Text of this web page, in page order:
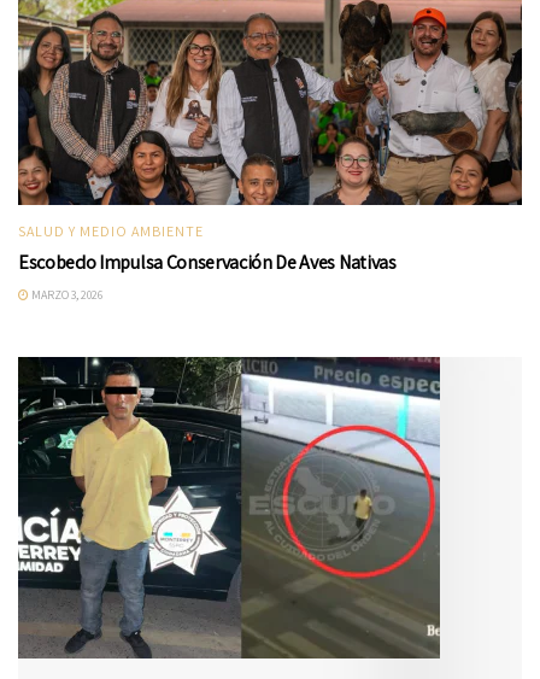
SALUD Y MEDIO AMBIENTE
Escobedo Impulsa Conservación De Aves Nativas
MARZO 3, 2026